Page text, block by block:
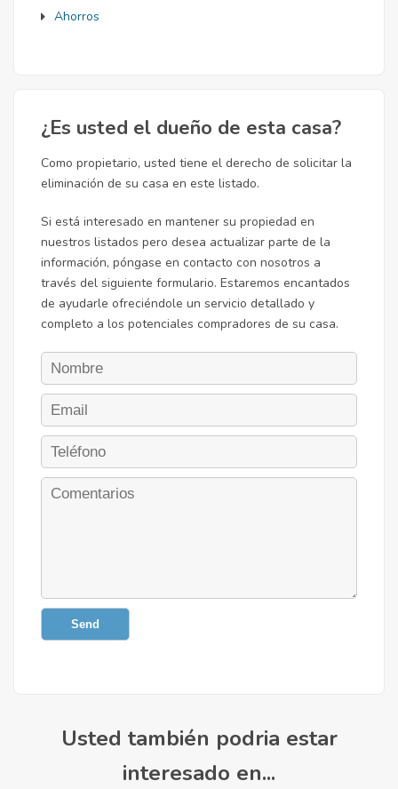
Ahorros
¿Es usted el dueño de esta casa?
Como propietario, usted tiene el derecho de solicitar la
eliminación de su casa en este listado.
Si está interesado en mantener su propiedad en
nuestros listados pero desea actualizar parte de la
información, póngase en contacto con nosotros a
través del siguiente formulario. Estaremos encantados
de ayudarle ofreciéndole un servicio detallado y
completo a los potenciales compradores de su casa.
Send
Usted también podria estar
interesado en...